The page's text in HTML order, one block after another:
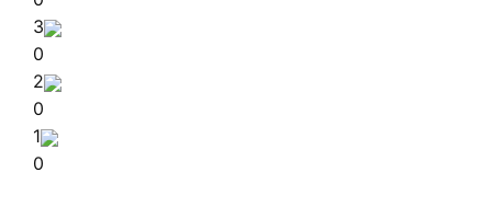
3
0
2
0
1
0